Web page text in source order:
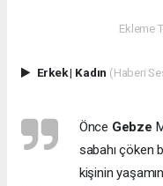
Ekleme
Erkek| Kadın (Haberi
Önce Gebze
sabahı çöken
kişinin